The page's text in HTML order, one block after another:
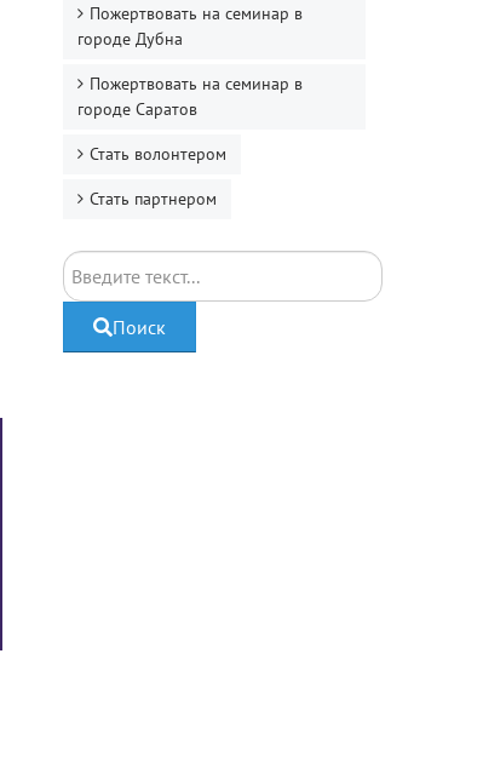
Пожертвовать на семинар в
городе Дубна
Пожертвовать на семинар в
городе Саратов
Стать волонтером
Стать партнером
Поиск
Поиск